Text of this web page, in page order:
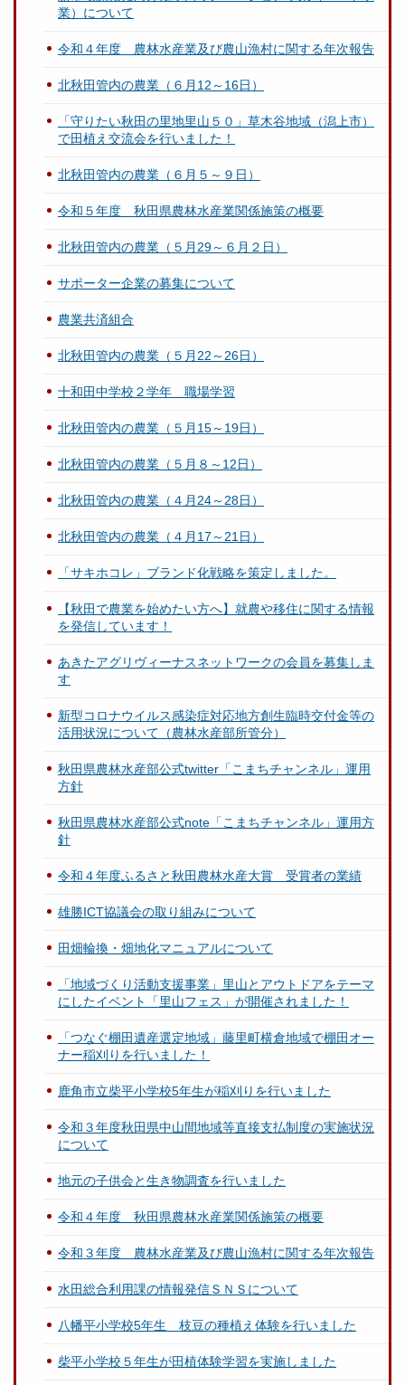
業）について
令和４年度 農林水産業及び農山漁村に関する年次報告
北秋田管内の農業（６月12～16日）
「守りたい秋田の里地里山５０」草木谷地域（潟上市）
で田植え交流会を行いました！
北秋田管内の農業（６月５～９日）
令和５年度 秋田県農林水産業関係施策の概要
北秋田管内の農業（５月29～６月２日）
サポーター企業の募集について
農業共済組合
北秋田管内の農業（５月22～26日）
十和田中学校２学年 職場学習
北秋田管内の農業（５月15～19日）
北秋田管内の農業（５月８～12日）
北秋田管内の農業（４月24～28日）
北秋田管内の農業（４月17～21日）
「サキホコレ」ブランド化戦略を策定しました。
【秋田で農業を始めたい方へ】就農や移住に関する情報
を発信しています！
あきたアグリヴィーナスネットワークの会員を募集しま
す
新型コロナウイルス感染症対応地方創生臨時交付金等の
活用状況について（農林水産部所管分）
秋田県農林水産部公式twitter「こまちチャンネル」運用
方針
秋田県農林水産部公式note「こまちチャンネル」運用方
針
令和４年度ふるさと秋田農林水産大賞 受賞者の業績
雄勝ICT協議会の取り組みについて
田畑輪換・畑地化マニュアルについて
「地域づくり活動支援事業」里山とアウトドアをテーマ
にしたイベント「里山フェス」が開催されました！
「つなぐ棚田遺産選定地域」藤里町横倉地域で棚田オー
ナー稲刈りを行いました！
鹿角市立柴平小学校5年生が稲刈りを行いました
令和３年度秋田県中山間地域等直接支払制度の実施状況
について
地元の子供会と生き物調査を行いました
令和４年度 秋田県農林水産業関係施策の概要
令和３年度 農林水産業及び農山漁村に関する年次報告
水田総合利用課の情報発信ＳＮＳについて
八幡平小学校5年生 枝豆の種植え体験を行いました
柴平小学校５年生が田植体験学習を実施しました